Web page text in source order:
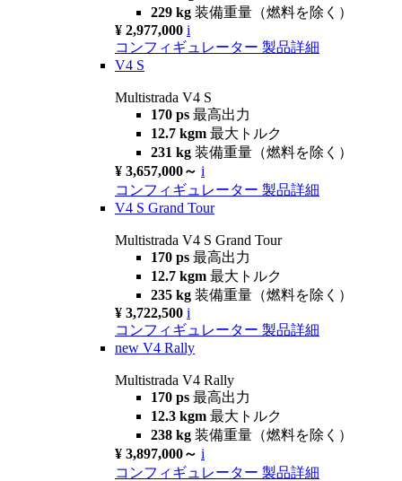
229 kg 装備重量（燃料を除く）
¥ 2,977,000 i
コンフィギュレーター 製品詳細
V4 S
Multistrada V4 S
170 ps 最高出力
12.7 kgm 最大トルク
231 kg 装備重量（燃料を除く）
¥ 3,657,000～ i
コンフィギュレーター 製品詳細
V4 S Grand Tour
Multistrada V4 S Grand Tour
170 ps 最高出力
12.7 kgm 最大トルク
235 kg 装備重量（燃料を除く）
¥ 3,722,500 i
コンフィギュレーター 製品詳細
new V4 Rally
Multistrada V4 Rally
170 ps 最高出力
12.3 kgm 最大トルク
238 kg 装備重量（燃料を除く）
¥ 3,897,000～ i
コンフィギュレーター 製品詳細